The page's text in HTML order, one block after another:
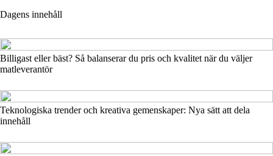
Dagens innehåll
Billigast eller bäst? Så balanserar du pris och kvalitet när du väljer
matleverantör
Teknologiska trender och kreativa gemenskaper: Nya sätt att dela
innehåll